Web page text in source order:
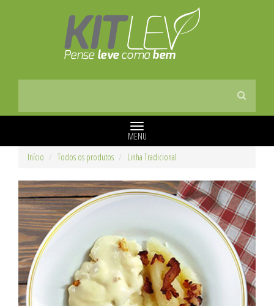
MENU
Início
Todos os produtos Linha Tradicional